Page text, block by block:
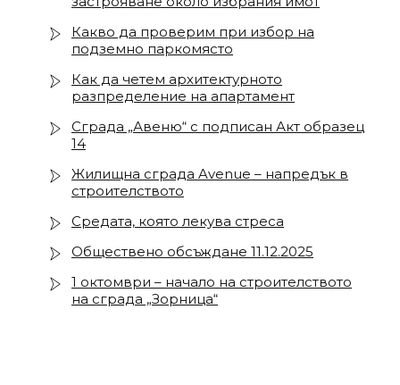
Какво да проверим при избор на
подземно паркомясто
Как да четем архитектурното
разпределение на апартамент
Сграда „Авеню“ с подписан Акт образец
14
Жилищна сграда Avenue – напредък в
строителството
Средата, която лекува стреса
Обществено обсъждане 11.12.2025
1 октомври – начало на строителството
на сграда „Зорница“